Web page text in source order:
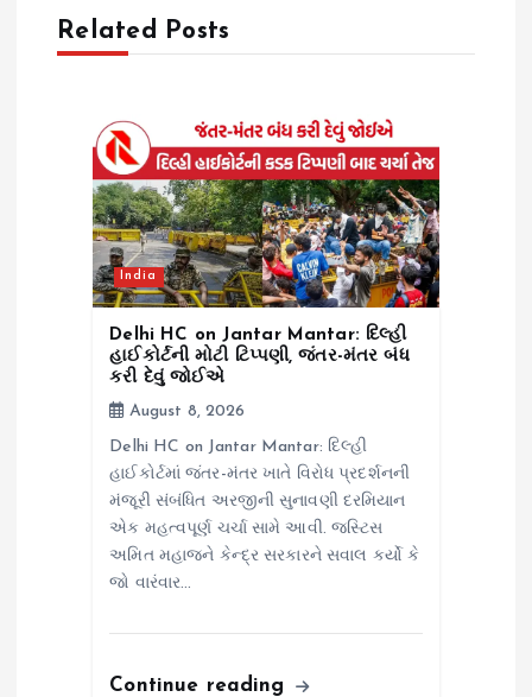
t
Related Posts
India
Delhi HC on Jantar Mantar: દિલ્હી
હાઈકોર્ટની મોટી ટિપ્પણી, જંતર-મંતર બંધ
કરી દેવું જોઈએ
August 8, 2026
Delhi HC on Jantar Mantar: દિલ્હી
હાઈકોર્ટમાં જંતર-મંતર ખાતે વિરોધ પ્રદર્શનની
મંજૂરી સંબંધિત અરજીની સુનાવણી દરમિયાન
એક મહત્વપૂર્ણ ચર્ચા સામે આવી. જસ્ટિસ
અમિત મહાજને કેન્દ્ર સરકારને સવાલ કર્યો કે
જો વારંવાર…
Continue reading